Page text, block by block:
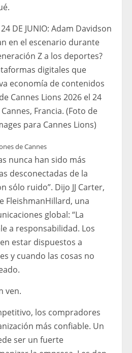
24 DE JUNIO: Adam Davidson
en el escenario durante
Z a los deportes?
digitales que
economía de contenidos
Cannes Lions 2026 el 24
Francia. (Foto de
para Cannes Lions)
de Cannes
nunca han sido más
desconectadas de la
sólo ruido”. Dijo JJ Carter,
FleishmanHillard, una
global: “La
a responsabilidad. Los
estar dispuestos a
y cuando las cosas no
ven.
los compradores
más confiable. Un
ser un fuerte